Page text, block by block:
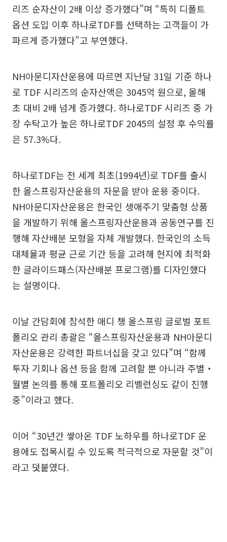
리즈 순자산이 2배 이상 증가했다”며 “특히 디폴트
옵션 도입 이후 하나로TDF를 선택하는 고객들이 가
파르게 증가했다”고 부연했다.
NH아문디자산운용에 따르면 지난달 31일 기준 하나
로 TDF 시리즈의 순자산액은 3045억 원으로, 올해
초 대비 2배 넘게 증가했다. 하나로TDF 시리즈 중 가
장 수탁고가 높은 하나로TDF 2045의 설정 후 수익률
은 57.3%다.
하나로TDF는 전 세계 최초(1994년)로 TDF를 출시
한 올스프링자산운용의 자문을 받아 운용 중이다.
NH아문디자산운용은 한국인 생애주기 맞춤형 상품
을 개발하기 위해 올스프링자산운용과 공동연구를 진
행해 자산배분 모형을 자체 개발했다. 한국인의 소득
대체율과 평균 근로 기간 등을 고려해 현지에 최적화
한 글라이드패스(자산배분 프로그램)를 디자인했다
는 설명이다.
이날 간담회에 참석한 애디 챙 올스프링 글로벌 포트
폴리오 관리 총괄은 “올스프링자산운용과 NH아문디
자산운용은 강력한 파트너십을 갖고 있다”며 “함께
투자 기회나 옵션 등을 함께 고려할 뿐 아니라 주별‧
월별 논의를 통해 포트폴리오 리밸런싱도 같이 진행
중”이라고 했다.
이어 “30년간 쌓아온 TDF 노하우를 하나로TDF 운
용에도 접목시킬 수 있도록 적극적으로 자문할 것”이
라고 덧붙였다.